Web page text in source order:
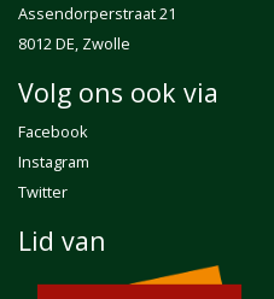
Assendorperstraat 21
8012 DE, Zwolle
Volg ons ook via
Facebook
Instagram
Twitter
Lid van